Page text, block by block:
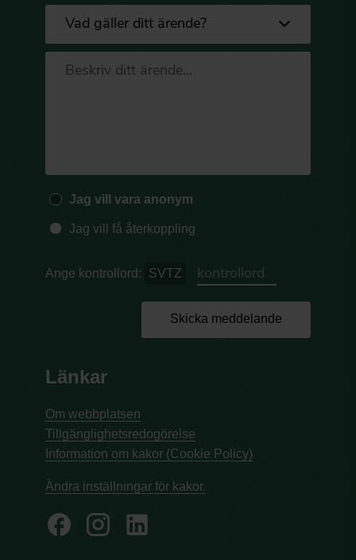
Jag vill vara anonym
Jag vill få återkoppling
Ange kontrollord: SVTZ
Skicka meddelande
Länkar
Om webbplatsen
Tillgänglighetsredogörelse
Information om kakor (Cookie Policy)
Ändra inställningar för kakor.
facebook